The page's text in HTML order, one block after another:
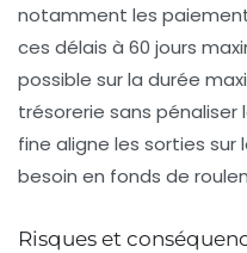
notamment les
ces délais à 60 jours
possible sur la durée
trésorerie sans
fine aligne les sorties sur
besoin en fonds de
Risques et